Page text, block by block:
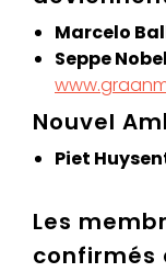
Marcelo
Seppe
Nouvel
Piet
Les
confirmés